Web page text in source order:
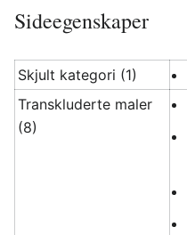
Sideegenskaper
Skjult kategori (1)
Transkluderte maler
(8)